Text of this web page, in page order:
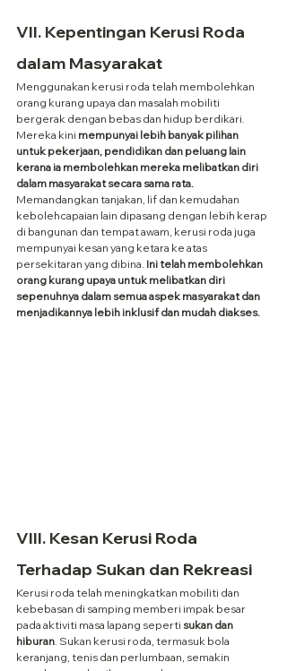
VII. Kepentingan Kerusi Roda
dalam Masyarakat
Menggunakan kerusi roda telah membolehkan
orang kurang upaya dan masalah mobiliti
bergerak dengan bebas dan hidup berdikari.
Mereka kini mempunyai lebih banyak pilihan
untuk pekerjaan, pendidikan dan peluang lain
kerana ia membolehkan mereka melibatkan diri
dalam masyarakat secara sama rata.
Memandangkan tanjakan, lif dan kemudahan
kebolehcapaian lain dipasang dengan lebih kerap
di bangunan dan tempat awam, kerusi roda juga
mempunyai kesan yang ketara ke atas
persekitaran yang dibina. Ini telah membolehkan
orang kurang upaya untuk melibatkan diri
sepenuhnya dalam semua aspek masyarakat dan
menjadikannya lebih inklusif dan mudah diakses.
VIII. Kesan Kerusi Roda
Terhadap Sukan dan Rekreasi
Kerusi roda telah meningkatkan mobiliti dan
kebebasan di samping memberi impak besar
pada aktiviti masa lapang seperti sukan dan
hiburan . Sukan kerusi roda, termasuk bola
keranjang, tenis dan perlumbaan, semakin